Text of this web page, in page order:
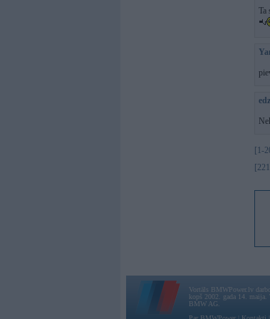
Ta
[1-
Vortāls BMWPower.lv
kopš 2002. gada 14. maija.
BMW AG.